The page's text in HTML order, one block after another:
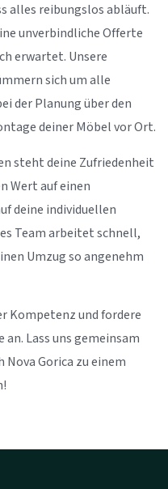
alles reibungslos abläuft.
unverbindliche Offerte
erwartet. Unsere
sich um alle
der Planung über den
deiner Möbel vor Ort.
steht deine Zufriedenheit
Wert auf einen
deine individuellen
Team arbeitet schnell,
Umzug so angenehm
Kompetenz und fordere
Lass uns gemeinsam
Nova Gorica zu einem